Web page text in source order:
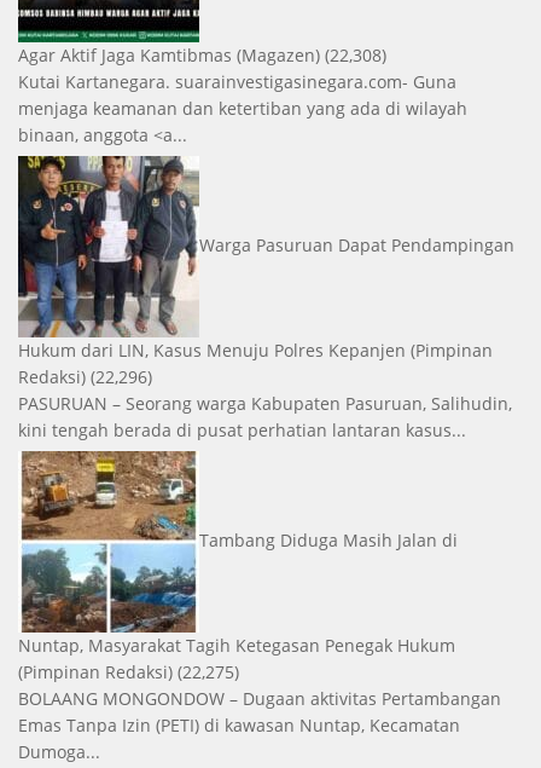
Agar Aktif Jaga Kamtibmas (Magazen) (22,308)
Kutai Kartanegara. suarainvestigasinegara.com- Guna
menjaga keamanan dan ketertiban yang ada di wilayah
binaan, anggota <a...
Warga Pasuruan Dapat Pendampingan
Hukum dari LIN, Kasus Menuju Polres Kepanjen (Pimpinan
Redaksi) (22,296)
PASURUAN – Seorang warga Kabupaten Pasuruan, Salihudin,
kini tengah berada di pusat perhatian lantaran kasus...
Tambang Diduga Masih Jalan di
Nuntap, Masyarakat Tagih Ketegasan Penegak Hukum
(Pimpinan Redaksi) (22,275)
BOLAANG MONGONDOW – Dugaan aktivitas Pertambangan
Emas Tanpa Izin (PETI) di kawasan Nuntap, Kecamatan
Dumoga...